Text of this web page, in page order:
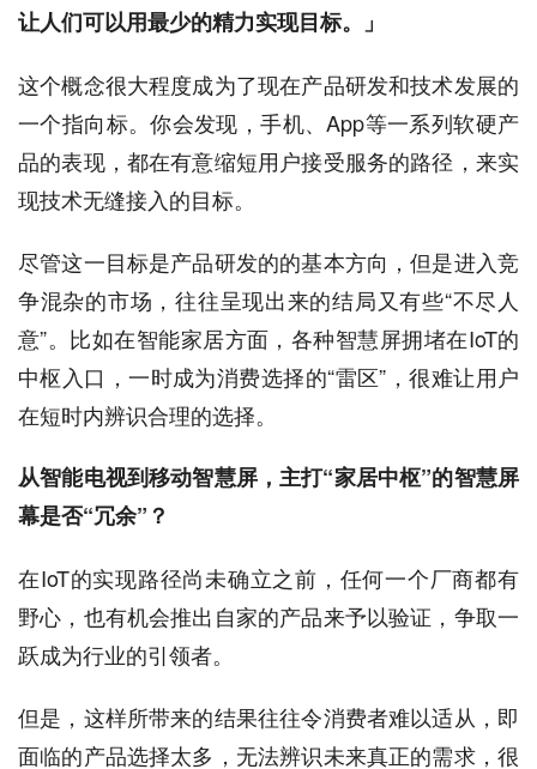
让人们可以用最少的精力实现目标。」
这个概念很大程度成为了现在产品研发和技术发展的
一个指向标。你会发现，手机、App等一系列软硬产
品的表现，都在有意缩短用户接受服务的路径，来实
现技术无缝接入的目标。
尽管这一目标是产品研发的的基本方向，但是进入竞
争混杂的市场，往往呈现出来的结局又有些“不尽人
意”。比如在智能家居方面，各种智慧屏拥堵在IoT的
中枢入口，一时成为消费选择的“雷区”，很难让用户
在短时内辨识合理的选择。
从智能电视到移动智慧屏，主打“家居中枢”的智慧屏
幕是否“冗余”？
在IoT的实现路径尚未确立之前，任何一个厂商都有
野心，也有机会推出自家的产品来予以验证，争取一
跃成为行业的引领者。
但是，这样所带来的结果往往令消费者难以适从，即
面临的产品选择太多，无法辨识未来真正的需求，很